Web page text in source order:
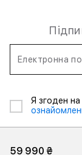
59 990 ₴
Електронна
Я згоден на